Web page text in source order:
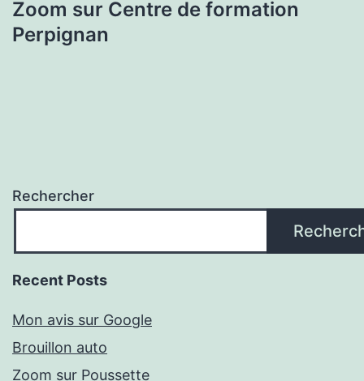
Zoom sur Centre de formation
Perpignan
Rechercher
Recent Posts
Mon avis sur Google
Brouillon auto
Zoom sur Poussette